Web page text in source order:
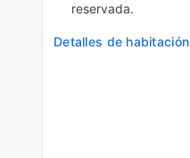
reservada.
Detalles de habitación